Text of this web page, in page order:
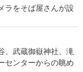
ラをそば屋さんが設
、武蔵御嶽神社、滝
センターからの眺め